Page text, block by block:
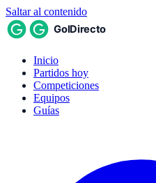
Saltar al contenido
Inicio
Partidos hoy
Competiciones
Equipos
Guías